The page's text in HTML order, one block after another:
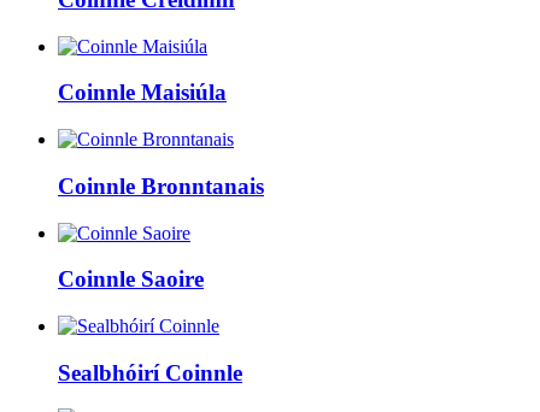
Coinnle Maisiúla
Coinnle Bronntanais
Coinnle Saoire
Sealbhóirí Coinnle